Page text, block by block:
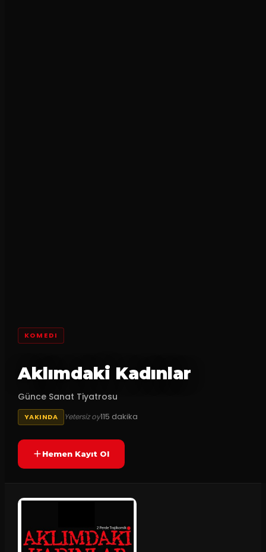
KOMEDI
Aklımdaki Kadınlar
Günce Sanat Tiyatrosu
YAKINDA Yetersiz oy115 dakika
Hemen Kayıt Ol